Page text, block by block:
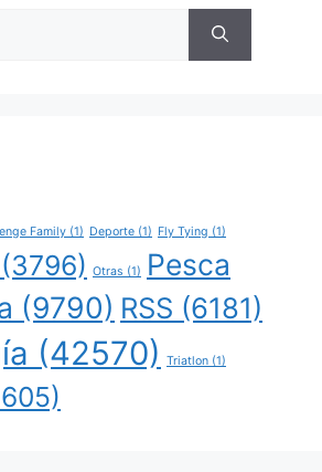
Family (1) Deporte (1) Fly Tying (1)
(3796) Otras (1)
Pesca
(9790) RSS (6181)
(42570) Triatlon (1)